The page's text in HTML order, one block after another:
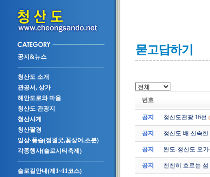
공지&뉴스
청산도 소개
관공서, 상가
해안도로와 마을
청산도 관광지
청산사계
청산팔경
일상·풍습(정월굿,꽃상여,초분)
각종행사(슬로시티축제)
슬로길안내(제1~11코스)
묻고답하기
번호
공지 청산도관광 16선
공지 청산도 배 신속한
공지 완도-청산도 오
공지 천천히 흐르는 섬